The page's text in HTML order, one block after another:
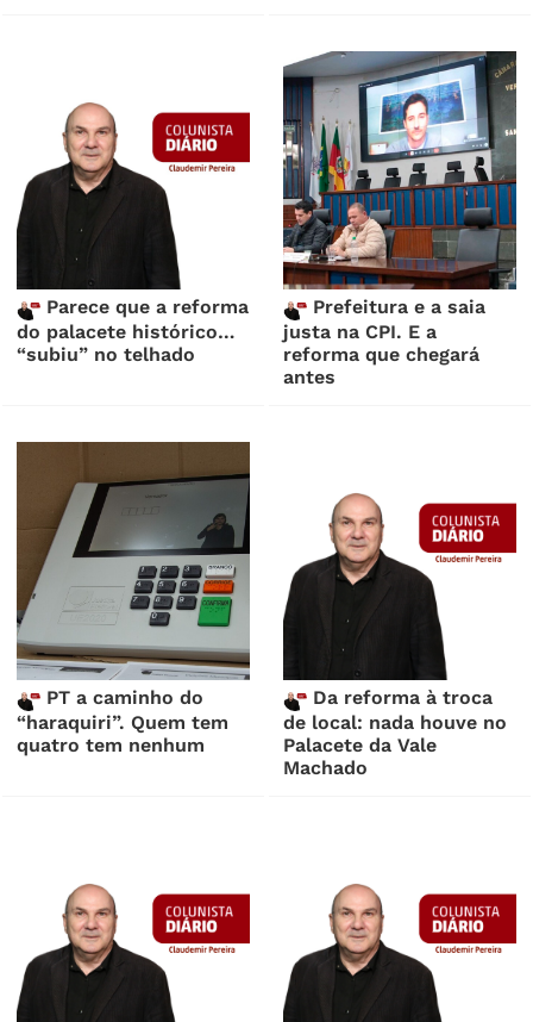
Parece que a reforma
do palacete histórico…
“subiu” no telhado
Prefeitura e a saia
justa na CPI. E a
reforma que chegará
antes
PT a caminho do
“haraquiri”. Quem tem
quatro tem nenhum
Da reforma à troca
de local: nada houve no
Palacete da Vale
Machado